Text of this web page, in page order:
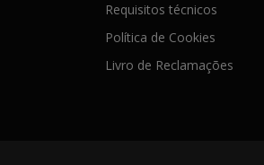
Requisitos técnicos
Política de Cookies
Livro de Reclamações